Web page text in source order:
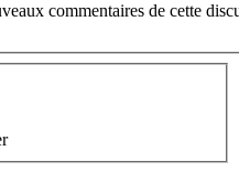
commentaires de cette